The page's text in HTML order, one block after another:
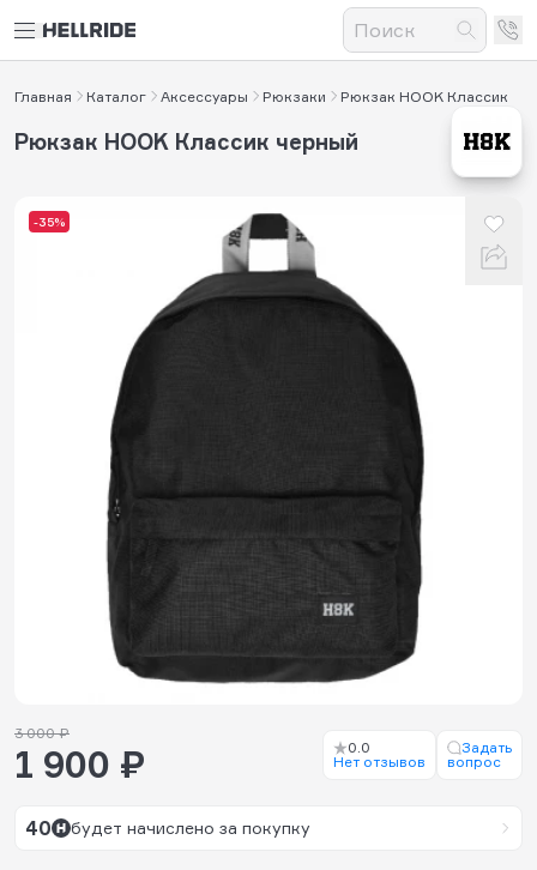
Главная Каталог Аксессуары Рюкзаки Рюкзак HOOK Классик
-35%
Рюкзак HOOK Классик черный
3 000 ₽
1 900 ₽
0.0
Нет отзывов
Задать
вопрос
40 будет начислено за покупку